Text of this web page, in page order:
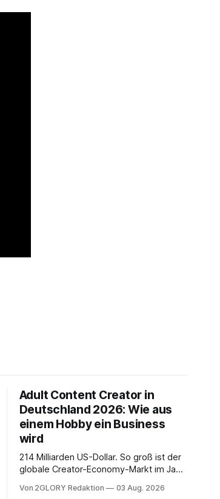
Adult Content Creator in
Deutschland 2026: Wie aus
einem Hobby ein Business
wird
214 Milliarden US-Dollar. So groß ist der
globale Creator-Economy-Markt im Jahr
22 Prozent. Was lange als
Von 2GLORY Redaktion 03 Aug. 2026